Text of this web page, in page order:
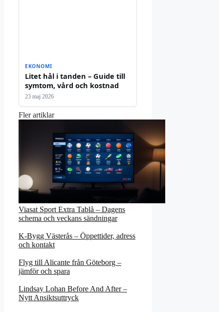
EKONOMI
Litet hål i tanden – Guide till
symtom, vård och kostnad
23 maj 2026
Fler artiklar
Viasat Sport Extra Tablå – Dagens
schema och veckans sändningar
K-Bygg Västerås – Öppettider, adress
och kontakt
Flyg till Alicante från Göteborg –
jämför och spara
Lindsay Lohan Before And After –
Nytt Ansiktsuttryck